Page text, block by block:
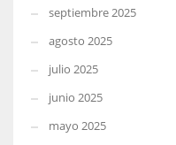
septiembre 2025
agosto 2025
julio 2025
junio 2025
mayo 2025